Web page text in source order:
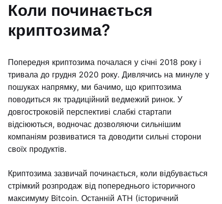
Коли починається
криптозима?
Попередня криптозима почалася у січні 2018 року і
тривала до грудня 2020 року. Дивлячись на минуле у
пошуках напрямку, ми бачимо, що криптозима
поводиться як традиційний ведмежий ринок. У
довгостроковій перспективі слабкі стартапи
відсіюються, водночас дозволяючи сильнішим
компаніям розвиватися та доводити сильні сторони
своїх продуктів.
Криптозима зазвичай починається, коли відбувається
стрімкий розпродаж від попереднього історичного
максимуму Bitcoin. Останній ATH (історичний